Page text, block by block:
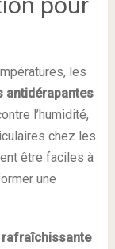
les
antidérapantes
l’humidité,
chez les
être faciles à
une